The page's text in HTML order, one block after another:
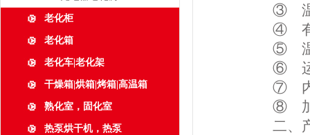
老化柜
老化箱
老化车|老化架
干燥箱|烘箱|烤箱|高温箱
熟化室，固化室
热泵烘干机，热泵
③ 温
④
⑤
⑥ 运
⑦ 内
⑧ 加
二、